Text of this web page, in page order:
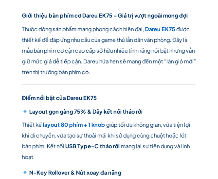
Giới thiệu bàn phím cơ Dareu EK75 – Giá trị vượt ngoài mong đợi
Thuộc dòng sản phẩm mang phong cách hiện đại, Dareu EK75được
thiết kế để đáp ứng nhu cầu của game thủ lẫn dân văn phòng. Đây là
mẫu bàn phím cơ cận cao cấp sở hữu nhiều tính năng nổi bật nhưng vẫn
giữ mức giá dễ tiếp cận. Dareu hứa hẹn sẽ mang đến một “làn gió mới”
trên thị trường bàn phím cơ.
Điểm nổi bật của Dareu EK75
Layout gọn gàng 75% & Dây kết nối tháo rời
Thiết kếlayout 80 phím + 1 knob giúp tối ưu không gian, vừa tiện lợi
khi di chuyển, vừa tạo sự thoải mái khi sử dụng cùng chuột hoặc lót
bàn phím. Kết nối USB Type-C tháo rờimang lại sự tiện dụng và linh
hoạt.
N-Key Rollover & Nút xoay đa năng